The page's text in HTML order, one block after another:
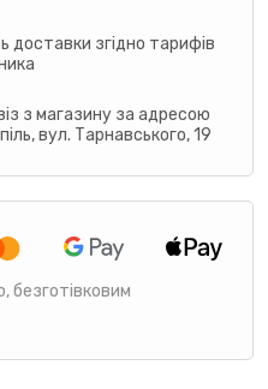
доставки згідно тарифів
з магазину за адресою
вул. Тарнавського, 19
безготівковим